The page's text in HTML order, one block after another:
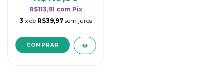
R$113,91 com Pix
3 x de R$39,97 sem juros